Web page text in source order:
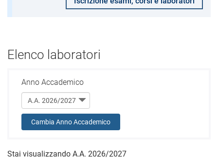
Elenco laboratori
Anno Accademico
Cambia Anno Accademico
Stai visualizzando A.A. 2026/2027